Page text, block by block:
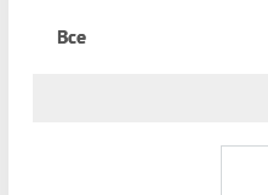
Все